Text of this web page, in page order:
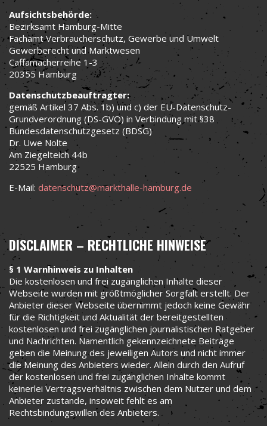
Aufsichtsbehörde:
Bezirksamt Hamburg-Mitte
Fachamt Verbraucherschutz, Gewerbe und Umwelt
Gewerberecht und Marktwesen
Caffamacherreihe 1-3
20355 Hamburg
Datenschutzbeauftragter:
gemäß Artikel 37 Abs. 1b) und c) der EU-Datenschutz-
Grundverordnung (DS-GVO) in Verbindung mit §38
Bundesdatenschutzgesetz (BDSG)
Dr. Uwe Nolte
Am Ziegelteich 44b
22525 Hamburg
E-Mail: datenschutz@markthalle-hamburg.de
DISCLAIMER – RECHTLICHE HINWEISE
§ 1 Warnhinweis zu Inhalten
Die kostenlosen und frei zugänglichen Inhalte dieser
Webseite wurden mit größtmöglicher Sorgfalt erstellt. Der
Anbieter dieser Webseite übernimmt jedoch keine Gewähr
für die Richtigkeit und Aktualität der bereitgestellten
kostenlosen und frei zugänglichen journalistischen Ratgeber
und Nachrichten. Namentlich gekennzeichnete Beiträge
geben die Meinung des jeweiligen Autors und nicht immer
die Meinung des Anbieters wieder. Allein durch den Aufruf
der kostenlosen und frei zugänglichen Inhalte kommt
keinerlei Vertragsverhältnis zwischen dem Nutzer und dem
Anbieter zustande, insoweit fehlt es am
Rechtsbindungswillen des Anbieters.